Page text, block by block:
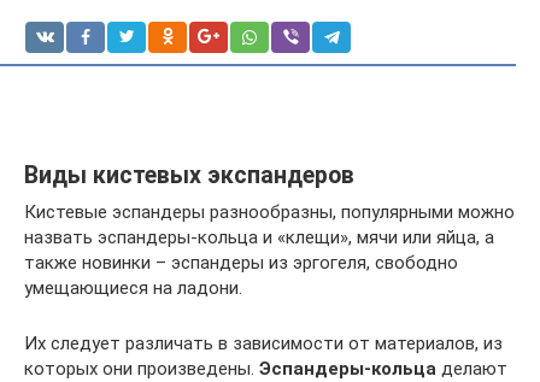
Виды кистевых экспандеров
Кистевые эспандеры разнообразны, популярными можно
назвать эспандеры-кольца и «клещи», мячи или яйца, а
также новинки – эспандеры из эргогеля, свободно
умещающиеся на ладони.
Их следует различать в зависимости от материалов, из
которых они произведены. Эспандеры-кольца делают